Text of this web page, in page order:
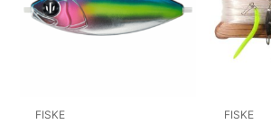
FISKE FISKE